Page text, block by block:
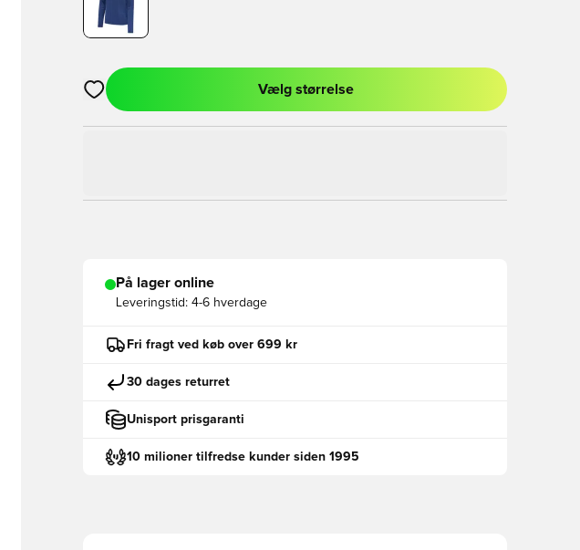
Åbner en Modal til at logge ind eller tilmelde dig som medlem
Vælg størrelse
På lager online
Leveringstid: 4-6 hverdage
Fri fragt ved køb over 699 kr
30 dages returret
Unisport prisgaranti
10 milioner tilfredse kunder siden 1995